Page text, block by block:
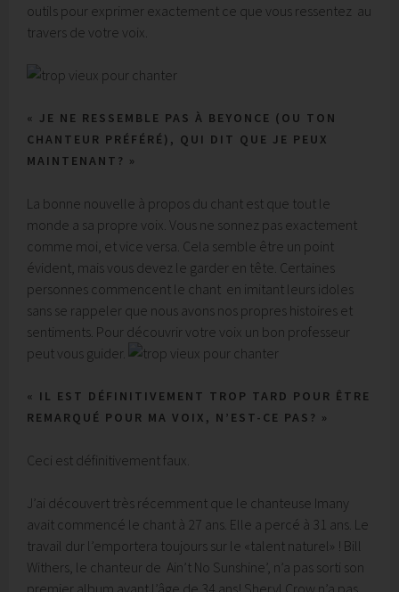
outils pour exprimer exactement ce que vous ressentez au
travers de votre voix.
« JE NE RESSEMBLE PAS À BEYONCE (OU TON
CHANTEUR PRÉFÉRÉ), QUI DIT QUE JE PEUX
MAINTENANT? »
La bonne nouvelle à propos du chant est que tout le
monde a sa propre voix. Vous ne sonnez pas exactement
comme moi, et vice versa. Cela semble être un point
évident, mais vous devez le garder en tête. Certaines
personnes commencent le chant en imitant leurs idoles
sans se rappeler que nous avons nos propres histoires et
sentiments. Pour découvrir votre voix un bon professeur
peut vous guider.
« IL EST DÉFINITIVEMENT TROP TARD POUR ÊTRE
REMARQUÉ POUR MA VOIX, N’EST-CE PAS? »
Ceci est définitivement faux.
J’ai découvert très récemment que le chanteuse Imany
avait commencé le chant à 27 ans. Elle a percé à 31 ans. Le
travail dur l’emportera toujours sur le «talent naturel» ! Bill
Withers, le chanteur de Ain’t No Sunshine’, n’a pas sorti son
premier album avant l’âge de 34 ans! Sheryl Crow n’a pas